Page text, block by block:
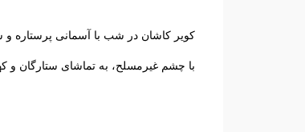
کویر کاشان در شب با آسمانی پرستاره و
با چشم غیرمسلح، به تماشای ستارگان و